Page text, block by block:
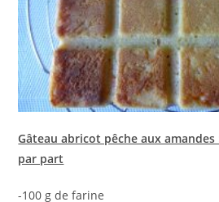
Gâteau abricot pêche aux
par part
-100 g de farine